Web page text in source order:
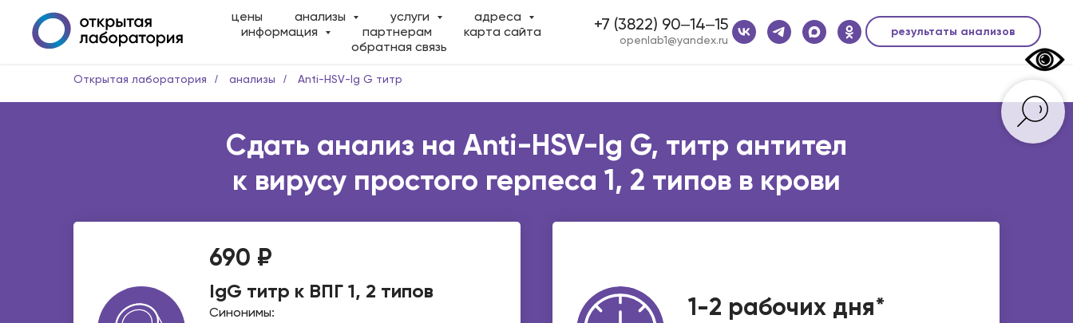
цены анализы услуги
адреса
информация
партнерам
карта сайта
обратная связь
+7 (3822) 90‒14‒15
openlab1@yandex.ru
результаты анализов
Открытая лаборатория / анализы / Anti-HSV-Ig G титр
Сдать анализ на Anti-HSV-Ig G, титр антител
к вирусу простого герпеса 1, 2 типов в крови
690 ₽
IgG титр к ВПГ 1, 2 типов
Синонимы:
1-2 рабочих дня*